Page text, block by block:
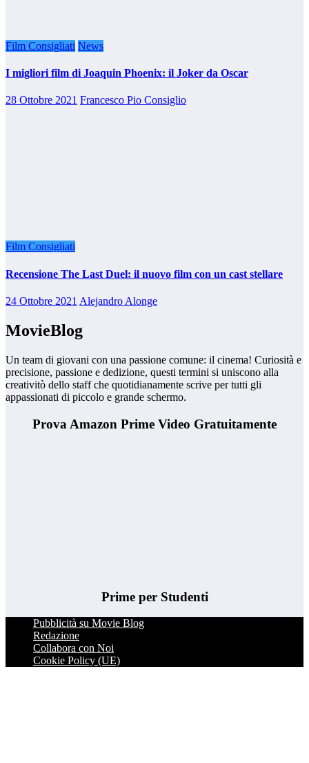
Film Consigliati News
I migliori film di Joaquin Phoenix: il Joker da Oscar
28 Ottobre 2021 Francesco Pio Consiglio
Film Consigliati
Recensione The Last Duel: il nuovo film con un cast stellare
24 Ottobre 2021 Alejandro Alonge
MovieBlog
Un team di giovani con una passione comune: il cinema! Curiosità e
precisione, passione e dedizione, questi termini si uniscono alla
creativitò dello staff che quotidianamente scrive per tutti gli
appassionati di piccolo e grande schermo.
Prova Amazon Prime Video Gratuitamente
Prime per Studenti
Pubblicità su Movie Blog
Redazione
Collabora con Noi
Cookie Policy (UE)